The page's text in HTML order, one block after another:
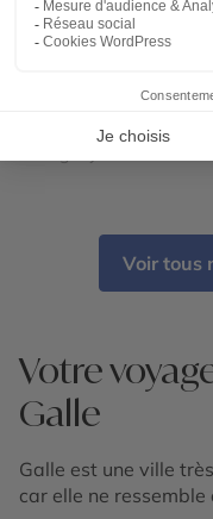
CIRCUIT PRIVÉ
16 jours - À
Kandy - Nuwara
Voir tous
Votre
Galle
Galle est une ville
car elle ne